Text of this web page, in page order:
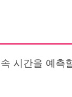
시간을 예측